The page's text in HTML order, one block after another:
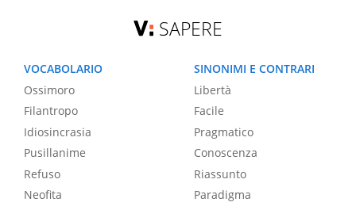
SAPERE
VOCABOLARIO
Ossimoro
Filantropo
Idiosincrasia
Pusillanime
Refuso
Neofita
SINONIMI E CONTRARI
Libertà
Facile
Pragmatico
Conoscenza
Riassunto
Paradigma